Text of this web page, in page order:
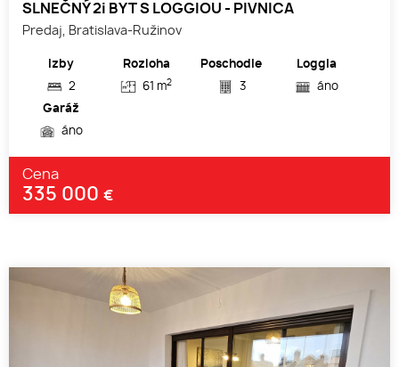
SLNEČNÝ 2i BYT S LOGGIOU - PIVNICA
Predaj, Bratislava-Ružinov
Izby
2
Rozloha
61 m2
Poschodie
3
Loggia
áno
Garáž
áno
Cena
335 000 €